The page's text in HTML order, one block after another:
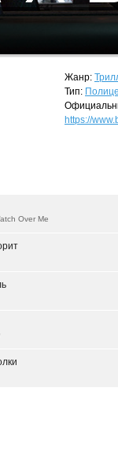
Жанр:
Тип:
https://
Over Me